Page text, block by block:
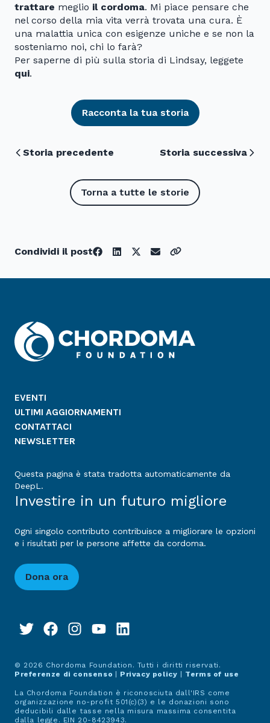
trattare meglio il cordoma. Mi piace pensare che
nel corso della mia vita verrà trovata una cura. È
una malattia unica con esigenze uniche e se non la
sosteniamo noi, chi lo farà?
Per saperne di più sulla storia di Lindsay, leggete
qui.
Racconta la tua storia
Storia precedente Storia successiva
Torna a tutte le storie
Condividi il post
EVENTI
ULTIMI AGGIORNAMENTI
CONTATTACI
NEWSLETTER
Questa pagina è stata tradotta automaticamente da
DeepL.
Investire in un futuro migliore
Ogni singolo contributo contribuisce a migliorare le opzioni
e i risultati per le persone affette da cordoma.
Dona ora
© 2026 Chordoma Foundation. Tutti i diritti riservati.
Preferenze di consenso | Privacy policy | Terms of use
La Chordoma Foundation è riconosciuta dall'IRS come
organizzazione no-profit 501(c)(3) e le donazioni sono
deducibili dalle tasse nella misura massima consentita
dalla legge. EIN 20-8423943.